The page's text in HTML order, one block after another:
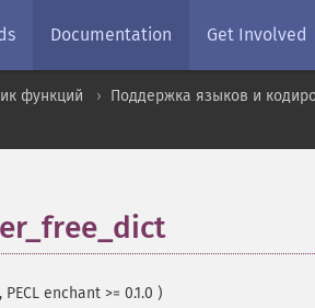
Documentation Get Involved
функций Поддержка языков и
PECL enchant >= 0.1.0 )